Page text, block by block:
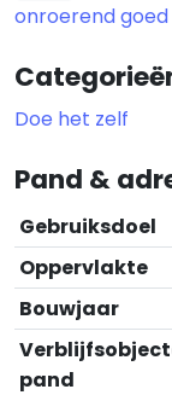
onroerend goed
Doe het zelf
Pand &
Gebruiksdoel
Oppervlakte
Bouwjaar
pand